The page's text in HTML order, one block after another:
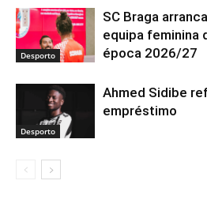
Desporto
SC Braga
equipa feminina
época 2026/27
Desporto
Ahmed Sidibe
empréstimo